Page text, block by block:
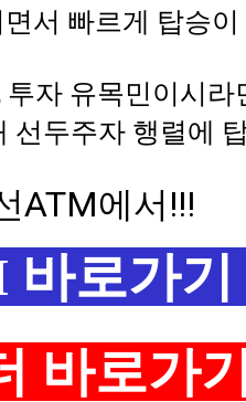
서 빠르게 탑승
자 유목민이시라
선두주자 행렬에
ATM에서!!!
바로가기
바로가